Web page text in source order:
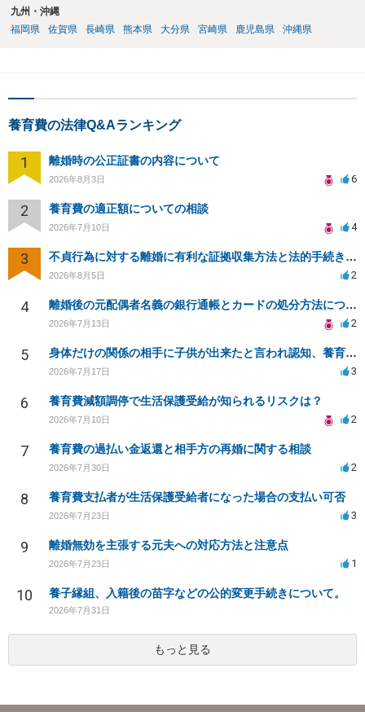
九州・沖縄
福岡県
佐賀県 長崎県 熊本県 大分県 宮崎県 鹿児島県 沖縄県
養育費の法律Q&Aランキング
1 離婚時の公正証書の内容について
2026年8月3日 6
2 養育費の適正額についての相談
2026年7月10日 4
3 不貞行為に対する離婚に有利な証拠収集方法と法的手続きについて
2026年8月5日 2
4 離婚後の元配偶者名義の銀行通帳とカードの処分方法について
2026年7月13日 2
5 身体だけの関係の相手に子供が出来たと言われ認知、養育費を要求されているが自身の子供か分からない
2026年7月17日 3
6 養育費減額調停で生活保護受給が知られるリスクは？
2026年7月10日 2
7 養育費の過払い金返還と相手方の再婚に関する相談
2026年7月30日 2
8 養育費支払者が生活保護受給者になった場合の支払い可否
2026年7月23日 3
9 離婚無効を主張する元夫への対応方法と注意点
2026年7月23日 1
10 養子縁組、入籍後の苗字などの公的変更手続きについて。
2026年7月31日
もっと見る